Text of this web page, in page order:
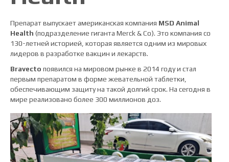
Препарат выпускает американская компания MSD Animal
Health (подразделение гиганта Merck & Co). Это компания со
130-летней историей, которая является одним из мировых
лидеров в разработке вакцин и лекарств.
Bravecto появился на мировом рынке в 2014 году и стал
первым препаратом в форме жевательной таблетки,
обеспечивающим защиту на такой долгий срок. На сегодня в
мире реализовано более 300 миллионов доз.